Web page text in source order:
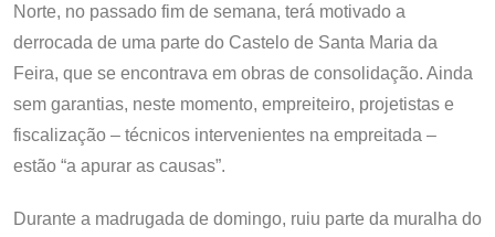
Norte, no passado fim de semana, terá motivado a
derrocada de uma parte do Castelo de Santa Maria da
Feira, que se encontrava em obras de consolidação. Ainda
sem garantias, neste momento, empreiteiro, projetistas e
fiscalização – técnicos intervenientes na empreitada –
estão “a apurar as causas”.
Durante a madrugada de domingo, ruiu parte da muralha do